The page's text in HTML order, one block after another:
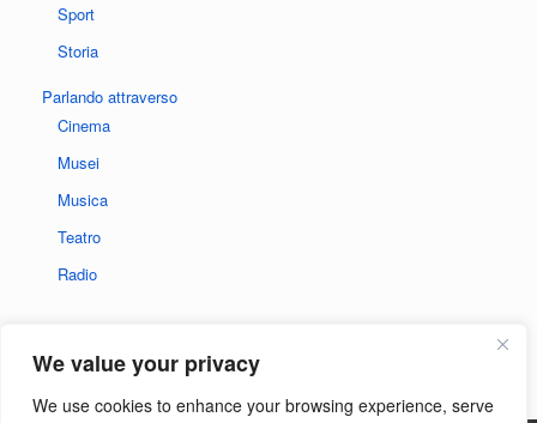
We value your privacy
We use cookies to enhance your browsing experience, serve
Sport
Storia
Parlando attraverso
Cinema
Musei
Musica
Teatro
Radio